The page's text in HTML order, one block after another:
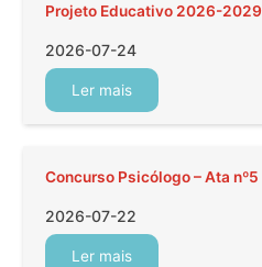
Projeto Educativo 2026-2029
2026-07-24
Ler mais
Concurso Psicólogo – Ata nº5
2026-07-22
Ler mais